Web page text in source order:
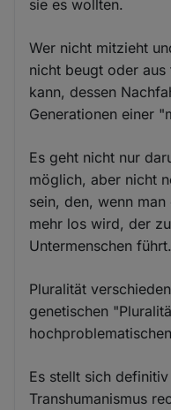
sie es wollten.
Wer nicht mitzieht
nicht beugt oder
kann, dessen
Generationen einer
Es geht nicht nur
möglich, aber nicht
sein, den, wenn
mehr los wird, der
Untermenschen führt.
Pluralität
genetischen
Es stellt sich
Transhumanismus